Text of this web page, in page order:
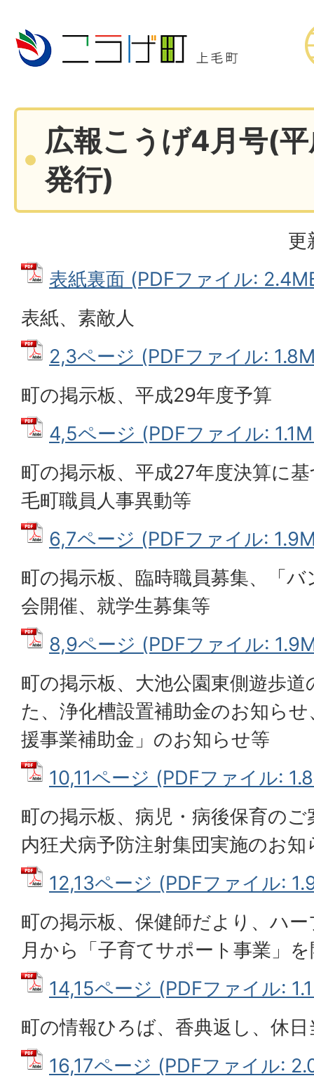
広報こうげ4月号(
発行)
更
表紙裏面 (PDFファイル:
表紙、素敵人
2,3ページ (PDFファイル:
町の掲示板、平成29年度予算
4,5ページ (PDFファイル:
町の掲示板、平成27年度決算に
毛町職員人事異動等
6,7ページ (PDFファイル:
町の掲示板、臨時職員募集、「
会開催、就学生募集等
8,9ページ (PDFファイル:
町の掲示板、大池公園東側遊歩
た、浄化槽設置補助金のお知ら
援事業補助金」のお知らせ等
10,11ページ (PDFファイル:
町の掲示板、病児・病後保育の
内狂犬病予防注射集団実施のお知
12,13ページ (PDFファイル:
町の掲示板、保健師だより、ハ
月から「子育てサポート事業」
14,15ページ (PDFファイル:
町の情報ひろば、香典返し、休
16,17ページ (PDFファイル: